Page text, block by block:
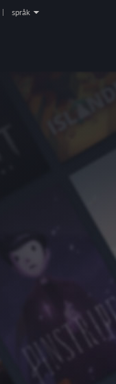
språk